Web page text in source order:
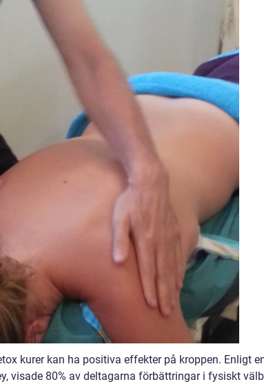
kurer kan ha positiva effekter på kroppen. Enligt
visade 80% av deltagarna förbättringar i fysiskt